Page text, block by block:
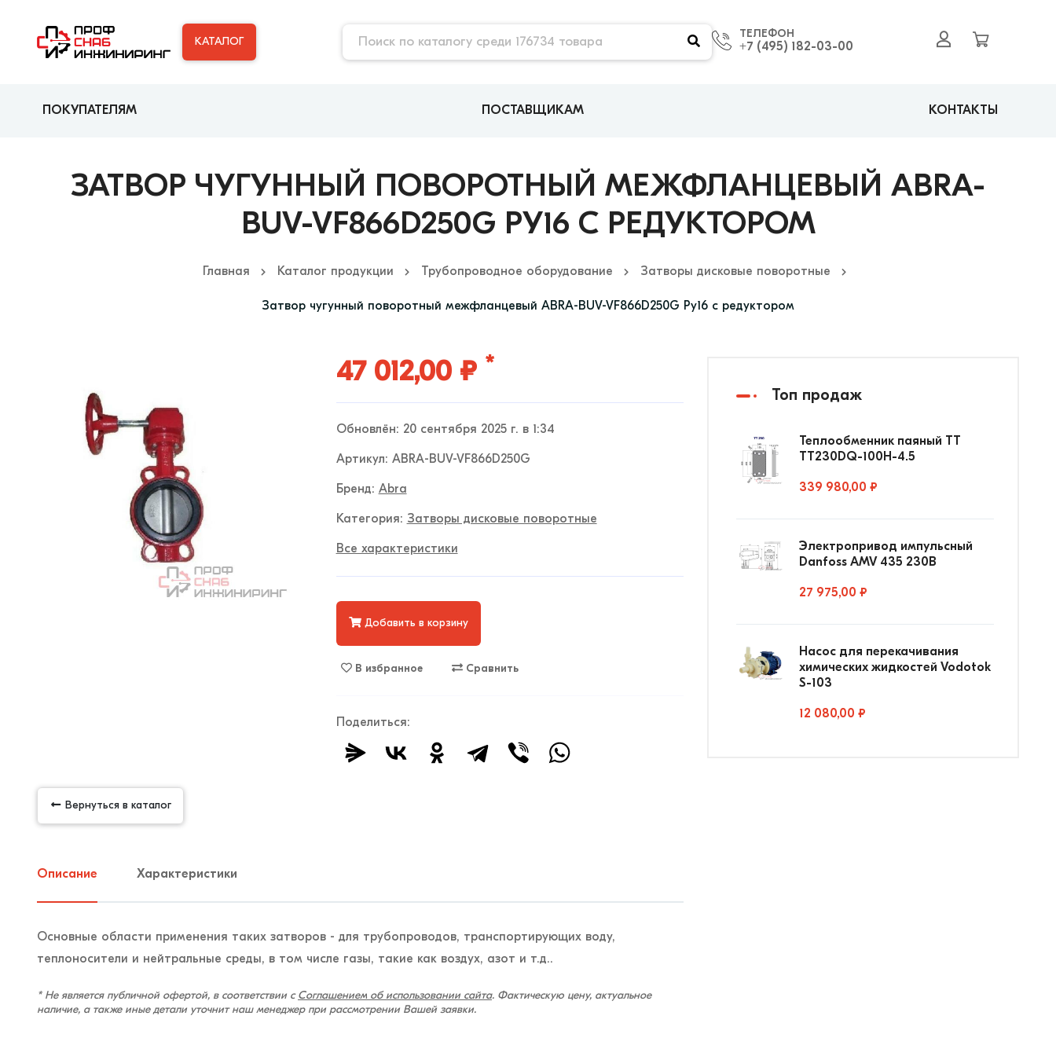
КАТАЛОГ
ТЕЛЕФОН
+7 (495) 182-03-00
ПОКУПАТЕЛЯМ ПОСТАВЩИКАМ КОНТАКТЫ
Главная Каталог продукции Трубопроводное оборудование Затворы дисковые поворотные
Затвор чугунный поворотный межфланцевый ABRA-BUV-VF866D250G Ру16 с редуктором
ЗАТВОР ЧУГУННЫЙ ПОВОРОТНЫЙ МЕЖФЛАНЦЕВЫЙ ABRA-
BUV-VF866D250G РУ16 С РЕДУКТОРОМ
47 012,00 ₽ *
Обновлён: 20 сентября 2025 г. в 1:34
Артикул: ABRA-BUV-VF866D250G
Бренд: Abra
Категория: Затворы дисковые поворотные
Все характеристики
Добавить в корзину
В избранное Сравнить
Поделиться:
Вернуться в каталог
Описание Характеристики
Основные области применения таких затворов - для трубопроводов, транспортирующих воду,
теплоносители и нейтральные среды, в том числе газы, такие как воздух, азот и т.д..
* Не является публичной офертой, в соответствии с Соглашением об использовании сайта. Фактическую цену, актуальное
наличие, а также иные детали уточнит наш менеджер при рассмотрении Вашей заявки.
Топ продаж
Теплообменник паяный ТТ
ТТ230DQ-100Н-4.5
339 980,00 ₽
Электропривод импульсный
Danfoss AMV 435 230В
27 975,00 ₽
Насос для перекачивания
химических жидкостей Vodotok
S-103
12 080,00 ₽